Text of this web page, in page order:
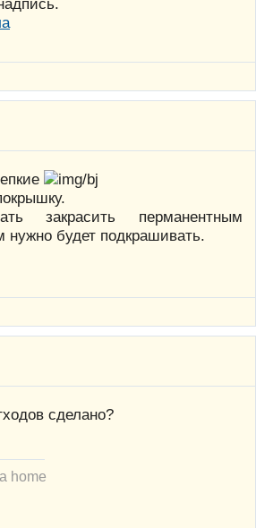
закрасить перманентным
нужно будет подкрашивать.
сделано?
home